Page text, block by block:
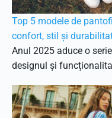
Top 5 modele de
confort, stil și
Anul 2025 aduce o
designul și